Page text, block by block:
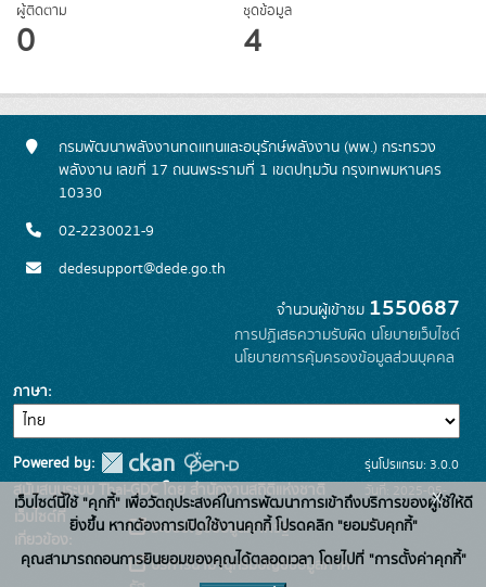
ผู้ติดตาม
0
ชุดข้อมูล
4
กรมพัฒนาพลังงานทดแทนและอนุรักษ์พลังงาน (พพ.) กระทรวง
พลังงาน เลขที่ 17 ถนนพระรามที่ 1 เขตปทุมวัน กรุงเทพมหานคร
10330
02-2230021-9
dedesupport@dede.go.th
จำนวนผู้เข้าชม 1550687
การปฏิเสธความรับผิด นโยบายเว็บไซต์
นโยบายการคุ้มครองข้อมูลส่วนบุคคล
ภาษา
Powered by:
สนับสนุนระบบ Thai-GDC โดย สำนักงานสถิติแห่งชาติ
เว็บไซต์ที่
เกี่ยวข้อง:
ระบบบัญชีข้อมูลภาครัฐ
บริการนามานุกรมบัญชีข้อมูลภาค
รุ่นโปรแกรม: 3.0.0
วันที่: 2025-05-
19
เว็บไซต์นี้ใช้ "คุกกี้" เพื่อวัตถุประสงค์ในการพัฒนาการเข้าถึงบริการของผู้ใช้ให้ดี
ยิ่งขึ้น หากต้องการเปิดใช้งานคุกกี้ โปรดคลิก "ยอมรับคุกกี้"
คุณสามารถถอนการยินยอมของคุณได้ตลอดเวลา โดยไปที่ "การตั้งค่าคุกกี้"
x